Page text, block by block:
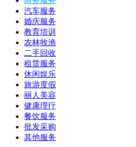
汽车服务
婚庆服务
教育培训
农林牧渔
二手回收
租赁服务
休闲娱乐
旅游度假
丽人美容
健康理疗
餐饮服务
批发采购
其他服务